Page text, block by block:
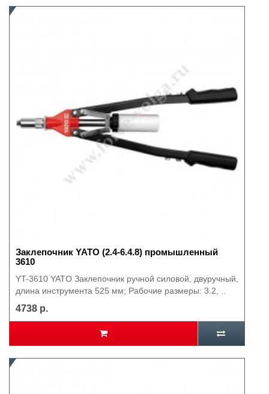
Заклепочник YATO (2.4-6.4.8) промышленный
3610
YT-3610 YATO Заклепочник ручной силовой, двуручный,
длина инструмента 525 мм; Рабочие размеры: 3.2, ..
4738 р.